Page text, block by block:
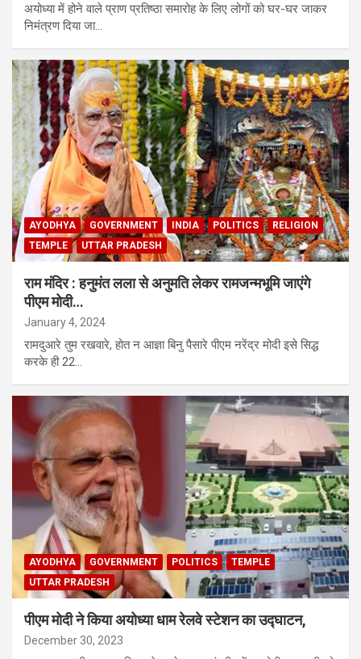
अयोध्या में होने वाले प्राण प्रतिष्ठा समारोह के लिए लोगों को घर-घर जाकर
निमंत्रण दिया जा…
AYODHYA GOVERNMENT INDIA POLITICS
RELIGION
TEMPLE
UTTAR PRADESH
राम मंदिर : हनुमंत लला से अनुमति लेकर रामजन्मभूमि जाएंगे
पीएम मोदी…
January 4, 2024
रामदुआरे तुम रखवारे, होत न आज्ञा बिनु पैसारे पीएम नरेंद्र मोदी इसे सिद्ध
करके ही 22…
AYODHYA GOVERNMENT POLITICS
TEMPLE
UTTAR PRADESH
पीएम मोदी ने किया अयोध्या धाम रेलवे स्टेशन का उद्घाटन,
December 30, 2023